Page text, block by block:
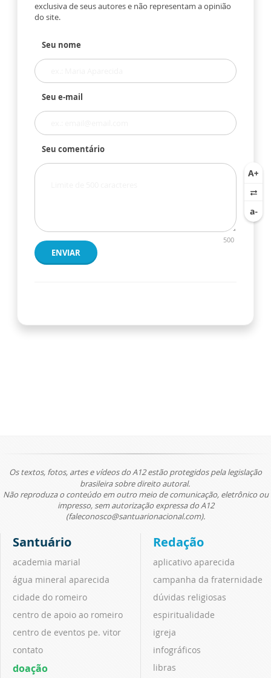
exclusiva de seus autores e não representam a opinião
do site.
Seu nome
Seu e-mail
Seu comentário
500
ENVIAR
Os textos, fotos, artes e vídeos do A12 estão protegidos pela legislação
brasileira sobre direito autoral.
Não reproduza o conteúdo em outro meio de comunicação, eletrônico ou
impresso, sem autorização expressa do A12
(faleconosco@santuarionacional.com).
Santuário
academia marial
água mineral aparecida
cidade do romeiro
centro de apoio ao romeiro
centro de eventos pe. vitor
contato
doação
Redação
aplicativo aparecida
campanha da fraternidade
dúvidas religiosas
espiritualidade
igreja
infográficos
libras